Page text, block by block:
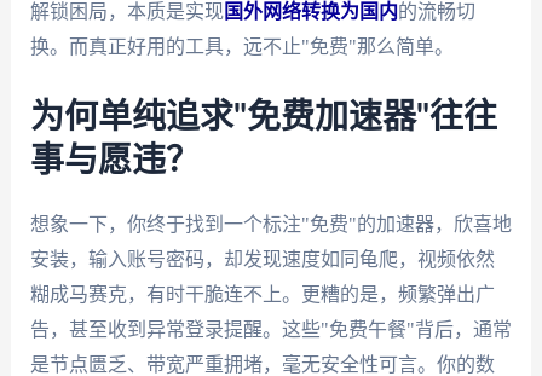
解锁困局，本质是实现国外网络转换为国内的流畅切
换。而真正好用的工具，远不止"免费"那么简单。
为何单纯追求"免费加速器"往往
事与愿违？
想象一下，你终于找到一个标注"免费"的加速器，欣喜地
安装，输入账号密码，却发现速度如同龟爬，视频依然
糊成马赛克，有时干脆连不上。更糟的是，频繁弹出广
告，甚至收到异常登录提醒。这些"免费午餐"背后，通常
是节点匮乏、带宽严重拥堵，毫无安全性可言。你的数